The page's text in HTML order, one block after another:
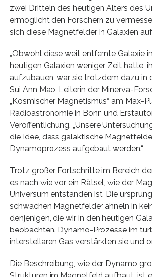
zwei Dritteln des heutigen Alters des
ermöglicht den Forschern zu
sich diese Magnetfelder in Galaxien
„Obwohl diese weit entfernte Galaxie
heutigen Galaxien weniger Zeit hatte,
aufzubauen, war sie trotzdem dazu in
Sui Ann Mao, Leiterin der Minerva-
„Kosmischer Magnetismus“ am Max-
Radioastronomie in Bonn und
Veröffentlichung. „Unsere
die Idee, dass galaktische
Dynamoprozess aufgebaut werden.“
Trotz großer Fortschritte im Bereich
es nach wie vor ein Rätsel, wie der
Universum entstanden ist. Die
schwachen Magnetfelder ähneln in
denjenigen, die wir in den heutigen
beobachten. Dynamo-Prozesse im
interstellaren Gas verstärkten sie und
Die Beschreibung, wie der Dynamo